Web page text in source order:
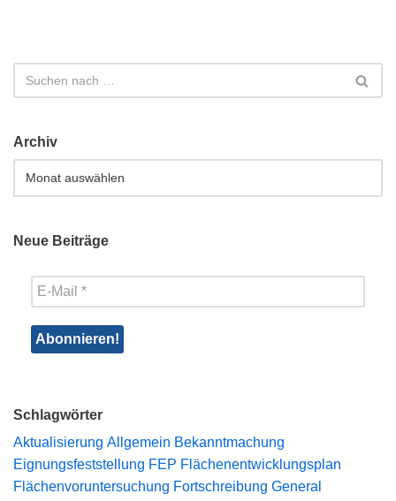
Archiv
Neue Beiträge
Schlagwörter
Aktualisierung Allgemein Bekanntmachung
Eignungsfeststellung FEP Flächenentwicklungsplan
Flächenvoruntersuchung Fortschreibung General